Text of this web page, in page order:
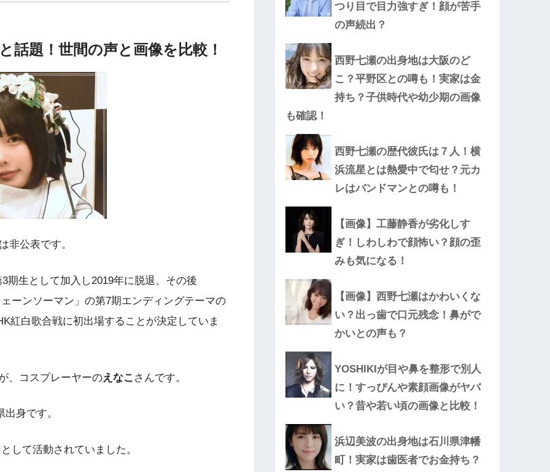
話題！世間の声と画像を比較！
非公表です。
期生として加入し2019年に脱退、その後
ーンソーマン」の第7期エンディングテーマの
紅白歌合戦に初出場することが決定していま
、コスプレーヤーのえなこ さんです。
身です。
して活動されていました。
つり目で目力強すぎ！顔が苦手
の声続出？
西野七瀬の出身地は大阪のど
こ？平野区との噂も！実家は金
持ち？子供時代や幼少期の画像
も確認！
西野七瀬の歴代彼氏は７人！横
浜流星とは熱愛中で匂せ？元カ
レはバンドマンとの噂も！
【画像】工藤静香が劣化しす
ぎ！しわしわで顔怖い？顔の歪
みも気になる！
【画像】西野七瀬はかわいくな
い？出っ歯で口元残念！鼻がで
かいとの声も？
YOSHIKIが目や鼻を整形で別人
に！すっぴんや素顔画像がヤバ
い？昔や若い頃の画像と比較！
浜辺美波の出身地は石川県津幡
町！実家は歯医者でお金持ち？